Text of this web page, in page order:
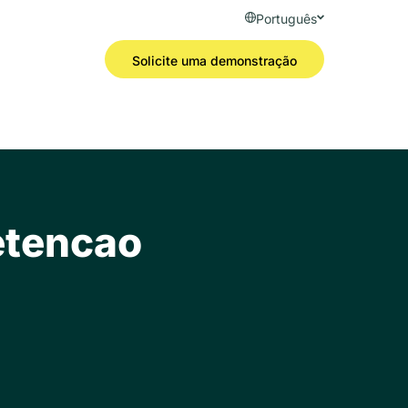
Português
Solicite uma demonstração